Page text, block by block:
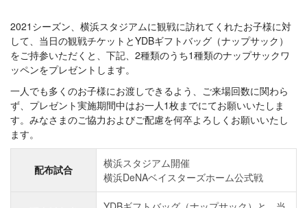
2021シーズン、横浜スタジアムに観戦に訪れてくれたお子様に対
して、当日の観戦チケットとYDBギフトバッグ（ナップサック）
をご持参いただくと、下記、2種類のうち1種類のナップサックワ
ッペンをプレゼントします。
一人でも多くのお子様にお渡しできるよう、ご来場回数に関わら
ず、プレゼント実施期間中はお一人1枚までにてお願いいたしま
す。みなさまのご協力およびご配慮を何卒よろしくお願いいたし
ます。
配布試合
横浜スタジアム開催
横浜DeNAベイスターズホーム公式戦